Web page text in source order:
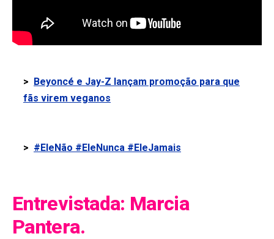
> Beyoncé e Jay-Z lançam promoção para que
fãs virem veganos
> #EleNão #EleNunca #EleJamais
Entrevistada: Marcia
Pantera.